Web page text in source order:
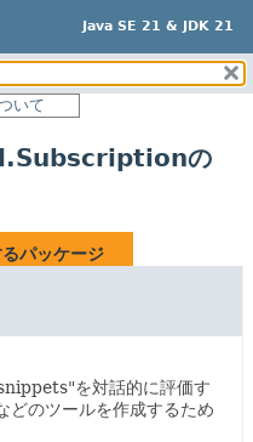
Java SE 21 & JDK 21
いて
の
パッケージ
を対話的に評価す
のツールを作成するため